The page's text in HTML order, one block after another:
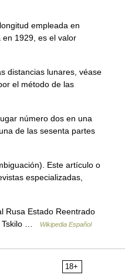
empleada en
1929, es el valor
distancias lunares, véase
el método de las
número dos en una
de las sesenta partes
Este artículo o
especializadas,
Rusa Estado Reentrado
Tskilo …
Wikipedia Español
18+